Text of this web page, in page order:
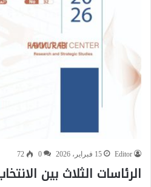
Editor 15 فبراير، 2026 0
72
الرئاسات الثلاث بين